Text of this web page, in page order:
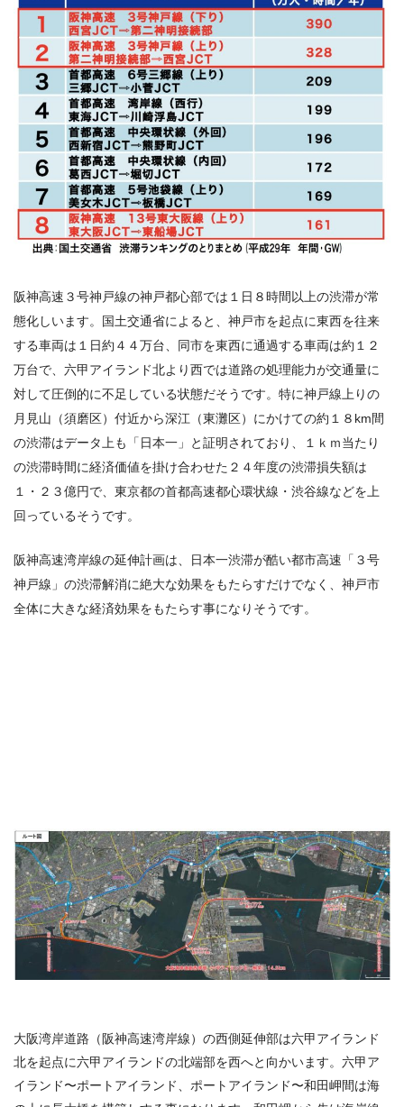
阪神高速３号神戸線の神戸都心部では１日８時間以上の渋滞が常
態化しいます。国土交通省によると、神戸市を起点に東西を往来
する車両は１日約４４万台、同市を東西に通過する車両は約１２
万台で、六甲アイランド北より西では道路の処理能力が交通量に
対して圧倒的に不足している状態だそうです。特に神戸線上りの
月見山（須磨区）付近から深江（東灘区）にかけての約１８ km間
の渋滞はデータ上も「日本一」と証明されており、１ｋｍ当たり
の渋滞時間に経済価値を掛け合わせた２４年度の渋滞損失額は
１・２３億円で、東京都の首都高速都心環状線・渋谷線などを上
回っているそうです。
阪神高速湾岸線の延伸計画は、日本一渋滞が酷い都市高速「３号
神戸線」の渋滞解消に絶大な効果をもたらすだけでなく、神戸市
全体に大きな経済効果をもたらす事になりそうです。
大阪湾岸道路（阪神高速湾岸線）の西側延伸部は六甲アイランド
北を起点に六甲アイランドの北端部を西へと向かいます。六甲ア
イランド〜ポートアイランド、ポートアイランド〜和田岬間は海